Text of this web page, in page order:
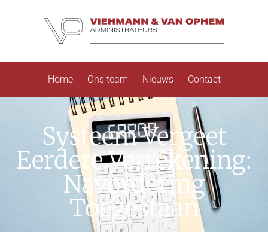
Home Ons team Nieuws Contact
Systeem Vergeet
Eerdere Verrekening:
Navordering
Toegestaan